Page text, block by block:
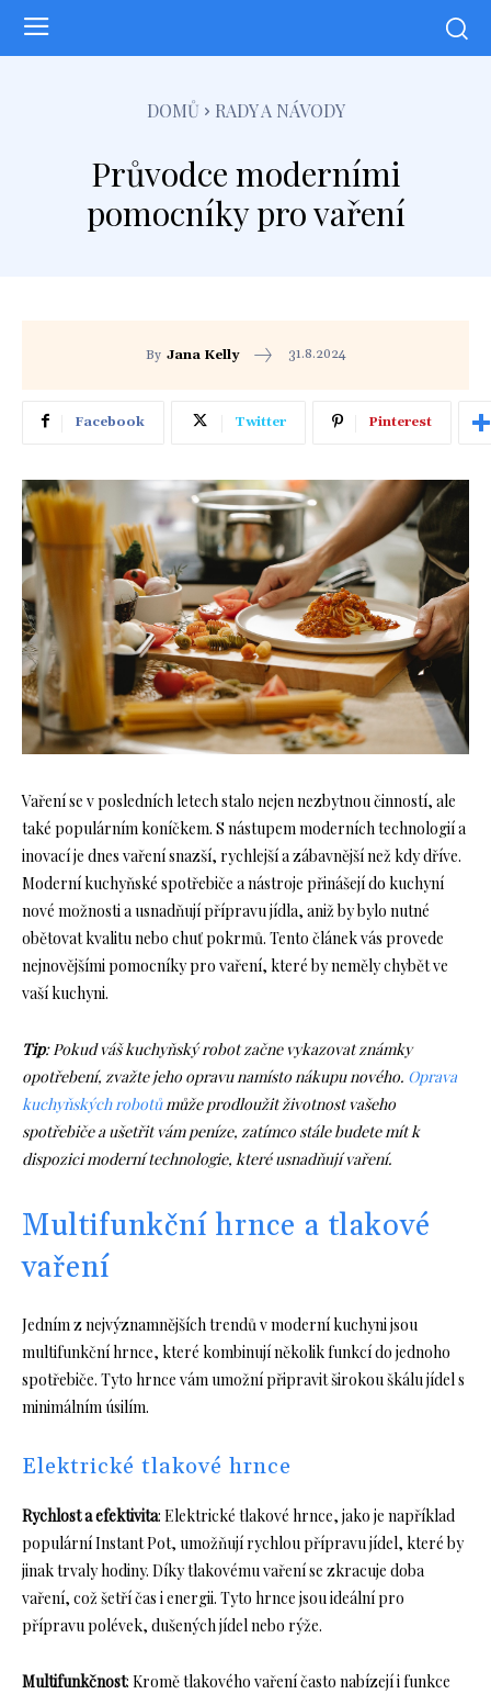
DOMŮ RADY A NÁVODY
Průvodce moderními
pomocníky pro vaření
By Jana Kelly 31.8.2024
Facebook Twitter Pinterest
Vaření se v posledních letech stalo nejen nezbytnou činností, ale
také populárním koníčkem. S nástupem moderních technologií a
inovací je dnes vaření snazší, rychlejší a zábavnější než kdy dříve.
Moderní kuchyňské spotřebiče a nástroje přinášejí do kuchyní
nové možnosti a usnadňují přípravu jídla, aniž by bylo nutné
obětovat kvalitu nebo chuť pokrmů. Tento článek vás provede
nejnovějšími pomocníky pro vaření, které by neměly chybět ve
vaší kuchyni.
Tip: Pokud váš kuchyňský robot začne vykazovat známky
opotřebení, zvažte jeho opravu namísto nákupu nového. Oprava
kuchyňských robotůmůže prodloužit životnost vašeho
spotřebiče a ušetřit vám peníze, zatímco stále budete mít k
dispozici moderní technologie, které usnadňují vaření.
Multifunkční hrnce a tlakové
vaření
Jedním z nejvýznamnějších trendů v moderní kuchyni jsou
multifunkční hrnce, které kombinují několik funkcí do jednoho
spotřebiče. Tyto hrnce vám umožní připravit širokou škálu jídel s
minimálním úsilím.
Elektrické tlakové hrnce
Rychlost a efektivita: Elektrické tlakové hrnce, jako je například
populární Instant Pot, umožňují rychlou přípravu jídel, které by
jinak trvaly hodiny. Díky tlakovému vaření se zkracuje doba
vaření, což šetří čas i energii. Tyto hrnce jsou ideální pro
přípravu polévek, dušených jídel nebo rýže.
Multifunkčnost: Kromě tlakového vaření často nabízejí i funkce